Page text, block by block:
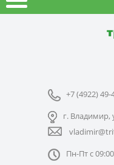
+7 (4922) 49-
г. Владимир,
Пн-Пт с